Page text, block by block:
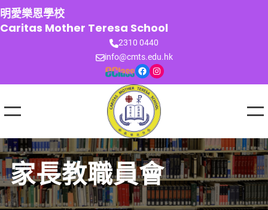
跳
至
主
明愛樂恩學校
Caritas Mother Teresa School
2310 0440
info@cmts.edu.hk
Facebook Instagram
家長教職員會